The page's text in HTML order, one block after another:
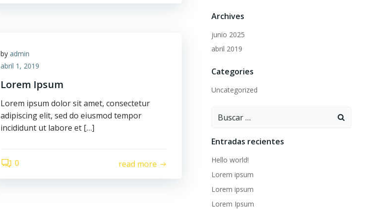
byadmin
abril 1, 2019
Lorem Ipsum
Lorem ipsum dolor sit amet, consectetur
adipiscing elit, sed do eiusmod tempor
incididunt ut labore et […]
0 read more
Archives
junio 2025
abril 2019
Categories
Uncategorized
Buscar:
Entradas recientes
Hello world!
Lorem ipsum
Lorem ipsum
Lorem Ipsum